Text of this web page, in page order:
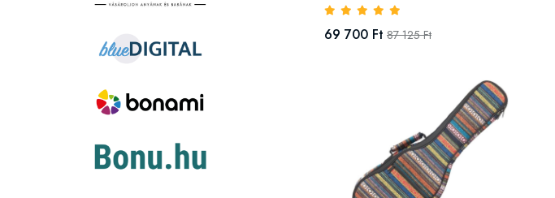
69 700 Ft 87 125 Ft